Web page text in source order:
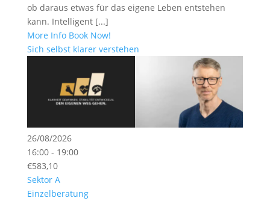
ob daraus etwas für das eigene Leben entstehen
kann. Intelligent [...]
More Info Book Now!
Sich selbst klarer verstehen
26/08/2026
16:00 - 19:00
€583,10
Sektor A
Einzelberatung